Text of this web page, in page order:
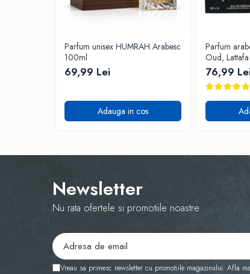
Parfum unisex HUMRAH Arabesc
100ml
69,99 Lei
Adauga in cos
Parfum
Oud, Lattafa
76,99
Newsletter
Nu rata ofertele si promotiile noastre
Vreau sa primesc newsletter cu promotiile magazinului. Afla